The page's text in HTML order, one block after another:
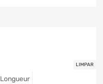
Longueur
LIMPAR